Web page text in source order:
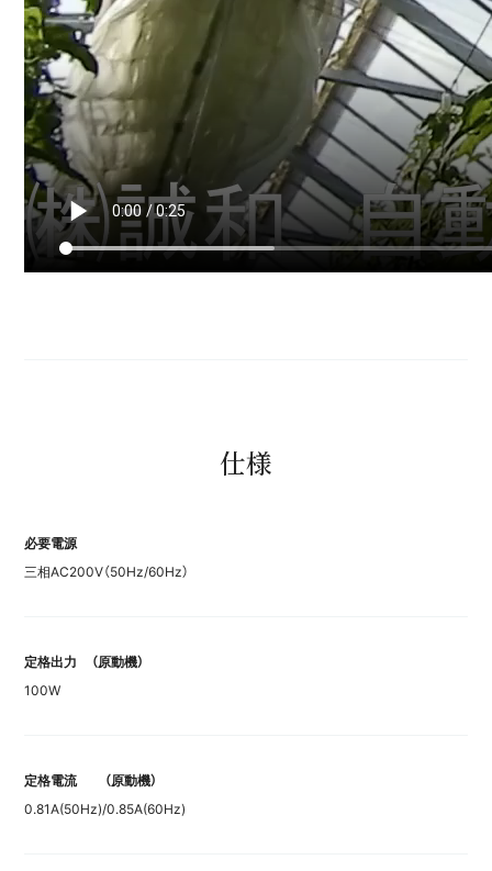
仕様
必要電源
三相AC200V（50Hz/60Hz）
定格出力
（原動機）
100W
定格電流
（原動機）
0.81A(50Hz)/0.85A(60Hz)